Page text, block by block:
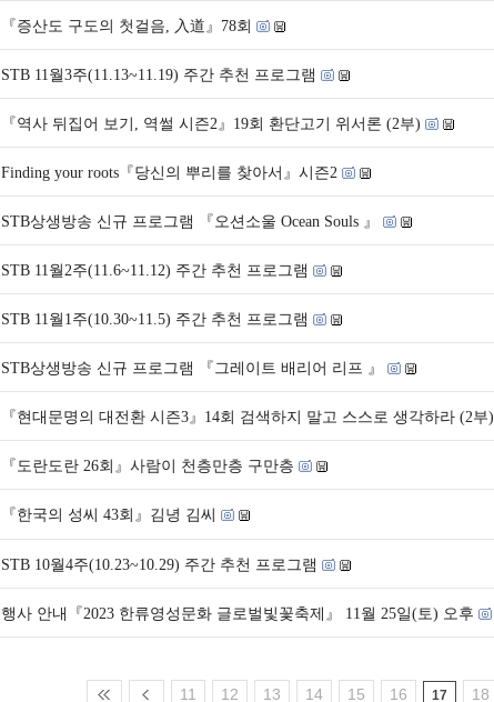
『증산도 구도의 첫걸음, 入道』78회
STB 11월3주(11.13~11.19) 주간 추천 프로그램
『역사 뒤집어 보기, 역썰 시즌2』19회 환단고기 위서론 (2부)
Finding your roots『당신의 뿌리를 찾아서』시즌2
STB상생방송 신규 프로그램 『오션소울 Ocean Souls 』
STB 11월2주(11.6~11.12) 주간 추천 프로그램
STB 11월1주(10.30~11.5) 주간 추천 프로그램
STB상생방송 신규 프로그램 『그레이트 배리어 리프 』
『현대문명의 대전환 시즌3』14회 검색하지 말고 스스로 생각하라 (2부)
『도란도란 26회』사람이 천층만층 구만층
『한국의 성씨 43회』김녕 김씨
STB 10월4주(10.23~10.29) 주간 추천 프로그램
행사 안내『2023 한류영성문화 글로벌빛꽃축제』 11월 25일(토) 오후
11 12 13 14 15 16 17 18